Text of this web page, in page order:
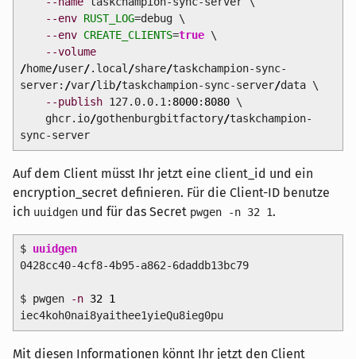
--env RUST_LOG=debug \
--env CREATE_CLIENTS=true\
--volume
/home/user/.local /share/taskchampion-sync-
server: /var/lib/taskchampion-sync-server/data \
--publish127.0.0.1: 8000: 8080\
ghcr.io/gothenburgbitfactory/taskchampion-
sync-server
Auf dem Client müsst Ihr jetzt eine client_id und ein
encryption_secret definieren. Für die Client-ID benutze
ich uuidgen und für das Secret pwgen -n 32 1.
$ uuidgen
0428cc40-4cf8-4b95-a862-6daddb13bc79
$ pwgen -n 32 1
iec4koh0nai8yaithee1yieQu8ieg0pu
Mit diesen Informationen könnt Ihr jetzt den Client